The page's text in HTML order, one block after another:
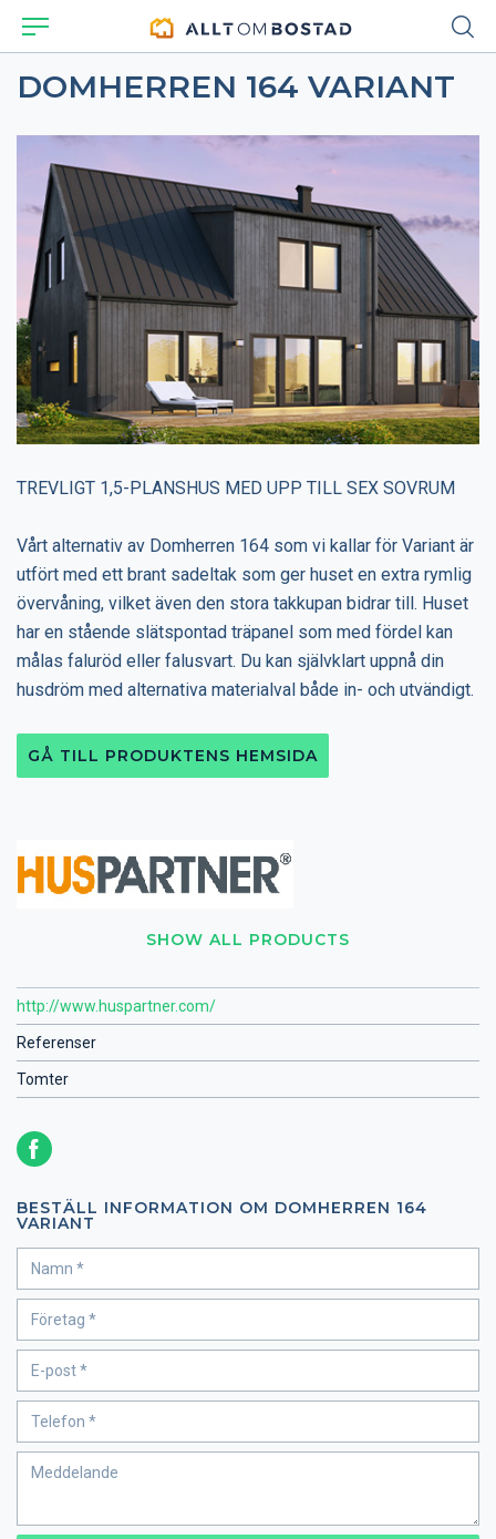
DOMHERREN 164 VARIANT
SHOW ALL PRODUCTS
http://www.huspartner.com/
Referenser
Tomter
BESTÄLL INFORMATION OM DOMHERREN 164
VARIANT
TREVLIGT 1,5-PLANSHUS MED UPP TILL SEX SOVRUM
Vårt alternativ av Domherren 164 som vi kallar för Variant är
utfört med ett brant sadeltak som ger huset en extra rymlig
övervåning, vilket även den stora takkupan bidrar till. Huset
har en stående slätspontad träpanel som med fördel kan
målas faluröd eller falusvart. Du kan självklart uppnå din
husdröm med alternativa materialval både in- och utvändigt.
GÅ TILL PRODUKTENS HEMSIDA